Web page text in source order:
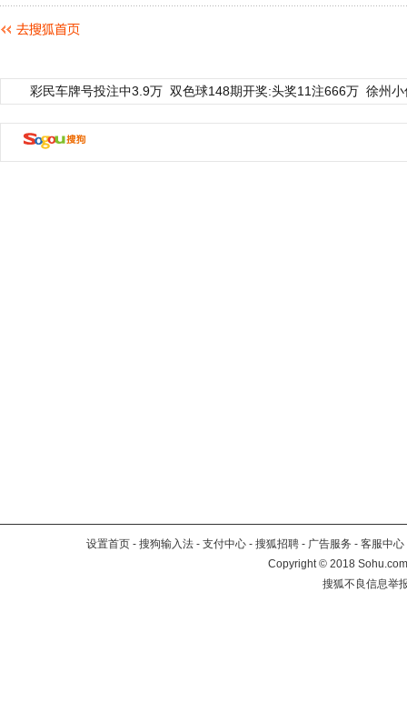
彩民车牌号投注中3.9万 双色球148期开奖:头奖11注666万 徐州
设置首页 - 搜狗输入法 - 支付中心 - 搜狐招聘 - 广告服务 - 客服中心
Copyright©2018
搜狐不良信息举